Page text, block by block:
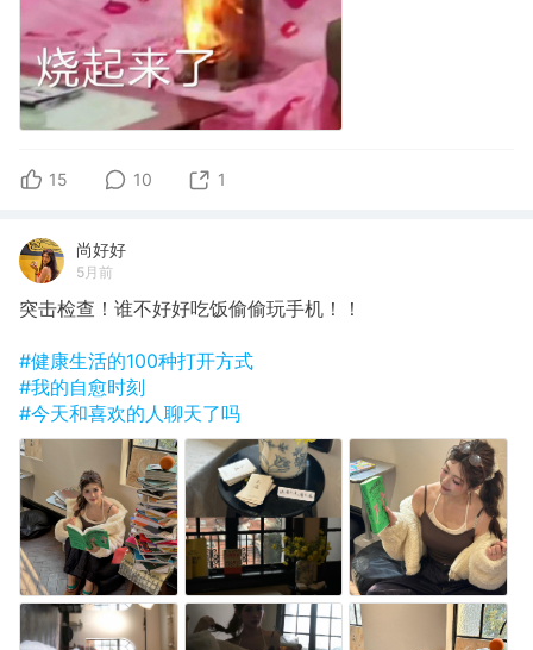
15 10 1
尚好好
5月前
突击检查！谁不好好吃饭偷偷玩手机！！
#健康生活的100种打开方式
#我的自愈时刻
#今天和喜欢的人聊天了吗